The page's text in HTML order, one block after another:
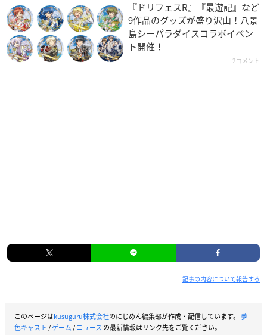
『ドリフェスR』『最遊記』など
9作品のグッズが盛り沢山！八景
島シーパラダイスコラボイベン
ト開催！
2コメント
記事の内容について報告する
このページはkusuguru株式会社のにじめん編集部が作成・配信しています。 夢
色キャスト /ゲーム/ニュース の最新情報はリンク先をご覧ください。